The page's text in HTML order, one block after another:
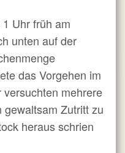
Uhr früh am
unten auf der
das Vorgehen im
mehrere
Zutritt zu
heraus schrien